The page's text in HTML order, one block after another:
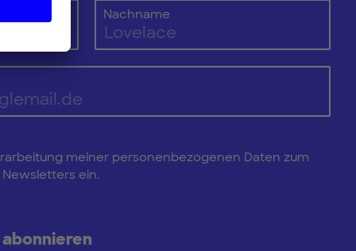
Nachname
meiner personenbezogenen Daten zum
ein.